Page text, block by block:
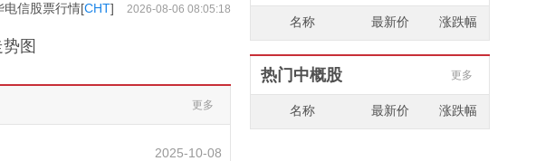
电信股票行情[CHT] 2026-08-06 08:05:18
图
更多
2025-10-08
名称 最新价 涨跌幅
热门中概股 更多
名称 最新价 涨跌幅